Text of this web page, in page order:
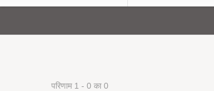
परिणाम 1 - 0 का 0